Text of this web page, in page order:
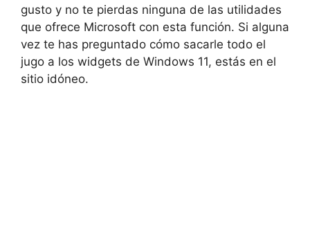
gusto y no te pierdas ninguna de las utilidades
que ofrece Microsoft con esta función. Si alguna
vez te has preguntado cómo sacarle todo el
jugo a los widgets de Windows 11, estás en el
sitio idóneo.